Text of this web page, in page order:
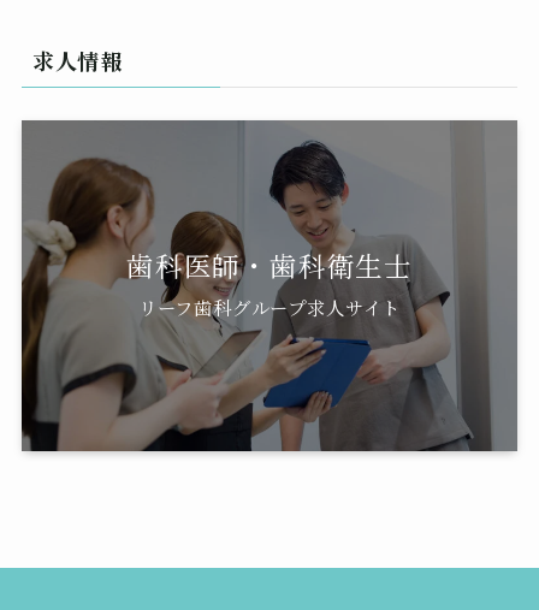
求人情報
歯科医師・歯科衛生士
リーフ歯科グループ求人サイト